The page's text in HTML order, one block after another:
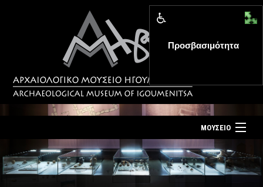
MENU
Αρχική σελίδα
ΜΟΥΣΕΙΟ
ΤΟ ΜΟΥΣΕΙΟ
ΕΚΘΕΣΕΙΣ
Προσβασιμότητα